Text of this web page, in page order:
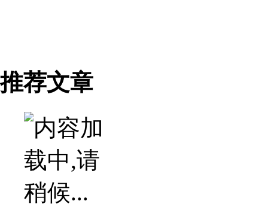
推荐文章